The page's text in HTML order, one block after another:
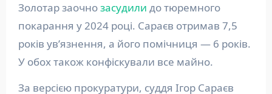
Золотар заочнозасудили до тюремного
покарання у 2024 році. Сараєв отримав 7,5
років ув’язнення, а його помічниця — 6 років.
У обох також конфіскували все майно.
За версією прокуратури, суддя Ігор Сараєв